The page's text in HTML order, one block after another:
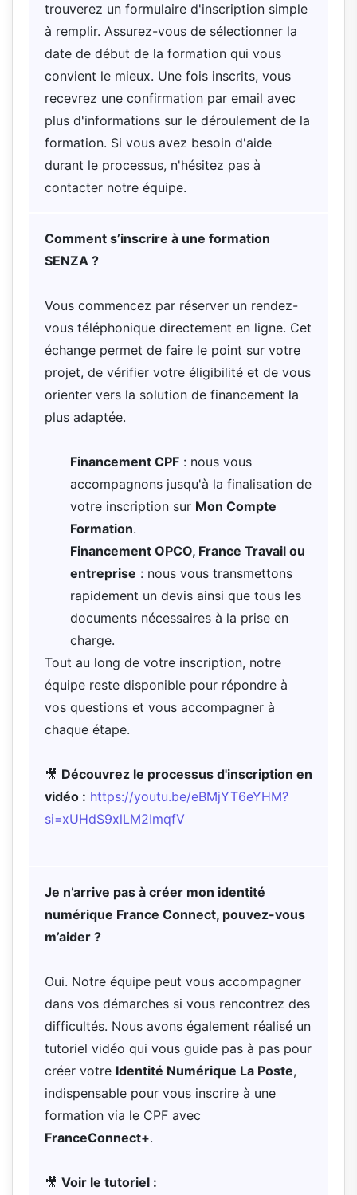
trouverez un formulaire d'inscription simple
à remplir. Assurez-vous de sélectionner la
date de début de la formation qui vous
convient le mieux. Une fois inscrits, vous
recevrez une confirmation par email avec
plus d'informations sur le déroulement de la
formation. Si vous avez besoin d'aide
durant le processus, n'hésitez pas à
contacter notre équipe.
Comment s’inscrire à une formation
SENZA ?
Vous commencez par réserver un rendez-
vous téléphonique directement en ligne. Cet
échange permet de faire le point sur votre
projet, de vérifier votre éligibilité et de vous
orienter vers la solution de financement la
plus adaptée.
Financement CPF : nous vous
accompagnons jusqu'à la finalisation de
votre inscription sur Mon Compte
Formation.
Financement OPCO, France Travail ou
entreprise : nous vous transmettons
rapidement un devis ainsi que tous les
documents nécessaires à la prise en
charge.
Tout au long de votre inscription, notre
équipe reste disponible pour répondre à
vos questions et vous accompagner à
chaque étape.
🎥 Découvrez le processus d'inscription en
vidéo : https://youtu.be/eBMjYT6eYHM?
si=xUHdS9xlLM2ImqfV
Je n’arrive pas à créer mon identité
numérique France Connect, pouvez-vous
m’aider ?
Oui. Notre équipe peut vous accompagner
dans vos démarches si vous rencontrez des
difficultés. Nous avons également réalisé un
tutoriel vidéo qui vous guide pas à pas pour
créer votre Identité Numérique La Poste,
indispensable pour vous inscrire à une
formation via le CPF avec
FranceConnect+.
🎥 Voir le tutoriel :